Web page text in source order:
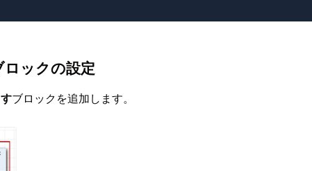
ックの設定
ブロックを追加します。